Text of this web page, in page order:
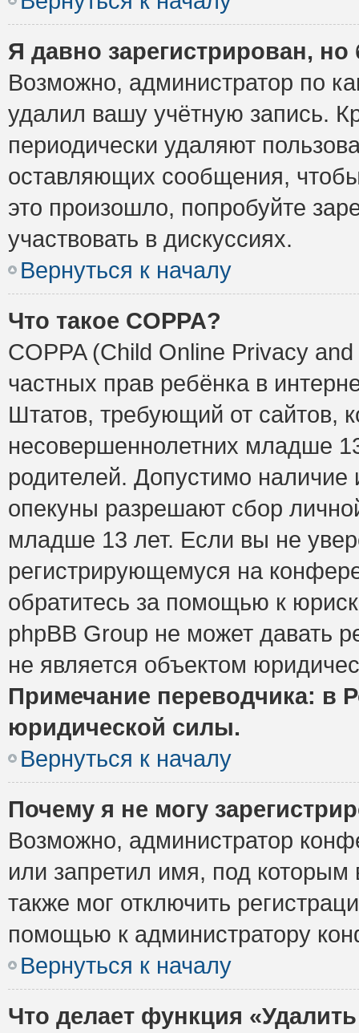
Я давно зарегистрирован,
Возможно, администратор по
удалил вашу учётную запись.
периодически удаляют
оставляющих сообщения,
это произошло, попробуйте
участвовать в дискуссиях.
Вернуться к началу
Что такое COPPA?
COPPA (Child Online Privacy
частных прав ребёнка в
Штатов, требующий от сайтов,
несовершеннолетних младше
родителей. Допустимо наличие
опекуны разрешают сбор
младше 13 лет. Если вы не
регистрирующемуся на
обратитесь за помощью к
phpBB Group не может давать
не является объектом
Примечание переводчика: в
юридической силы.
Вернуться к началу
Почему я не могу
Возможно, администратор
или запретил имя, под которым
также мог отключить
помощью к администратору
Вернуться к началу
Что делает функция